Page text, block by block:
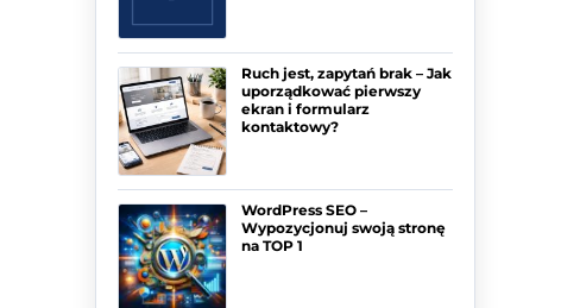
Ruch jest, zapytań brak – Jak
uporządkować pierwszy
ekran i formularz
kontaktowy?
WordPress SEO –
Wypozycjonuj swoją stronę
na TOP 1